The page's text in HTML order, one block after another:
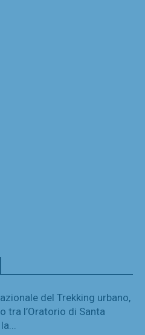
del Trekking urbano,
tra l’Oratorio di Santa